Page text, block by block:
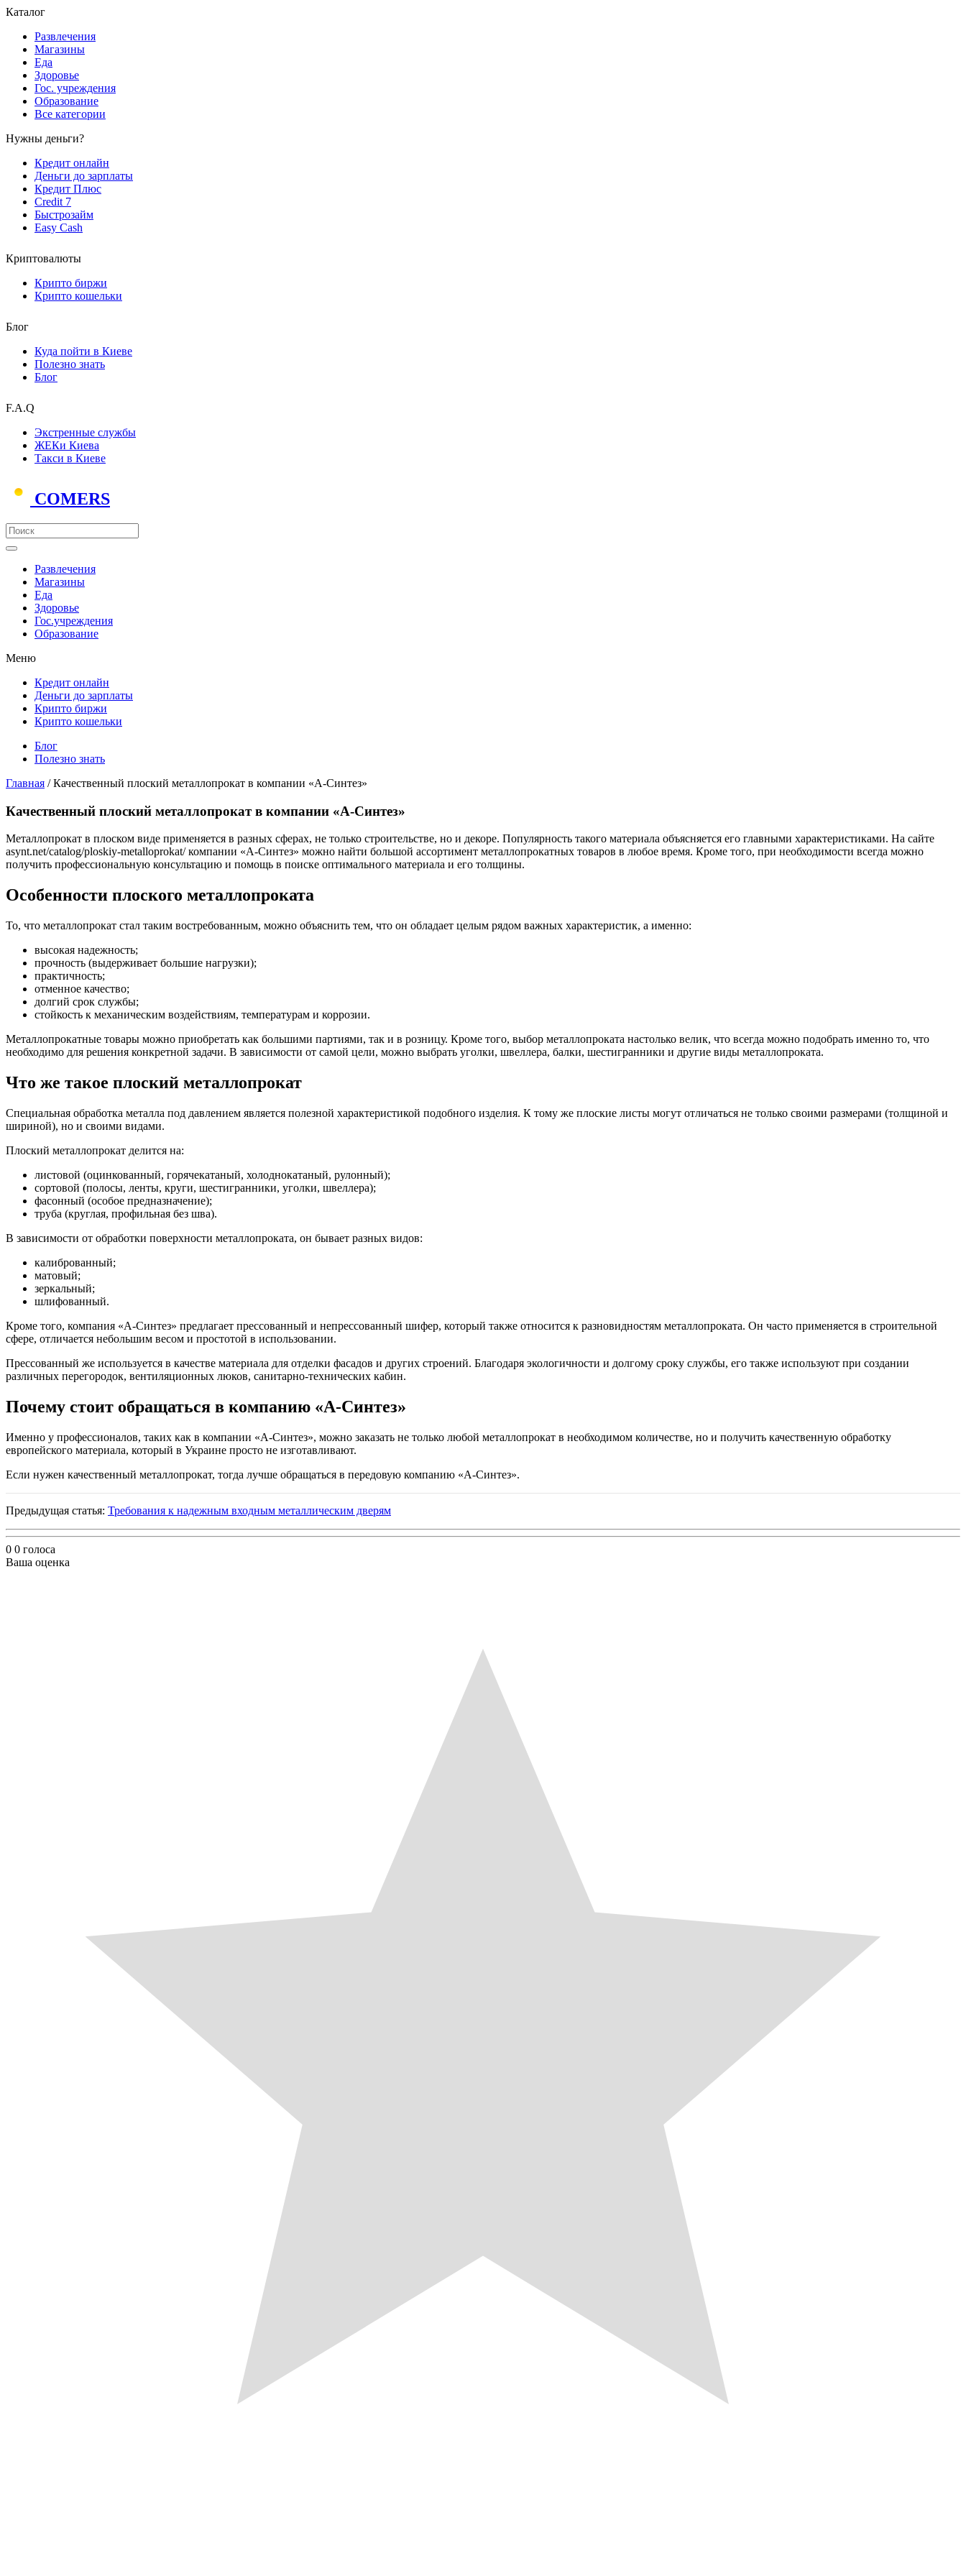
Каталог
Развлечения
Магазины
Еда
Здоровье
Гос. учреждения
Образование
Все категории
Нужны деньги?
Кредит онлайн
Деньги до зарплаты
Кредит Плюс
Credit 7
Быстрозайм
Easy Cash
Криптовалюты
Крипто биржи
Крипто кошельки
Блог
Куда пойти в Киеве
Полезно знать
Блог
F.A.Q
Экстренные службы
ЖЕКи Киева
Такси в Киеве
COMERS
Развлечения
Магазины
Еда
Здоровье
Гос.учреждения
Образование
Меню
Кредит онлайн
Деньги до зарплаты
Крипто биржи
Крипто кошельки
Блог
Полезно знать
Главная / Качественный плоский металлопрокат в компании «А-Синтез»
Качественный плоский металлопрокат в компании «А-Синтез»
Металлопрокат в плоском виде применяется в разных сферах, не только строительстве, но и декоре. Популярность такого материала объясняется его главными характеристиками. На сайте
asynt.net/catalog/ploskiy-metalloprokat/ компании «А-Синтез» можно найти большой ассортимент металлопрокатных товаров в любое время. Кроме того, при необходимости всегда можно
получить профессиональную консультацию и помощь в поиске оптимального материала и его толщины.
Особенности плоского металлопроката
То, что металлопрокат стал таким востребованным, можно объяснить тем, что он обладает целым рядом важных характеристик, а именно:
высокая надежность;
прочность (выдерживает большие нагрузки);
практичность;
отменное качество;
долгий срок службы;
стойкость к механическим воздействиям, температурам и коррозии.
Металлопрокатные товары можно приобретать как большими партиями, так и в розницу. Кроме того, выбор металлопроката настолько велик, что всегда можно подобрать именно то, что
необходимо для решения конкретной задачи. В зависимости от самой цели, можно выбрать уголки, швеллера, балки, шестигранники и другие виды металлопроката.
Что же такое плоский металлопрокат
Специальная обработка металла под давлением является полезной характеристикой подобного изделия. К тому же плоские листы могут отличаться не только своими размерами (толщиной и
шириной), но и своими видами.
Плоский металлопрокат делится на:
листовой (оцинкованный, горячекатаный, холоднокатаный, рулонный);
сортовой (полосы, ленты, круги, шестигранники, уголки, швеллера);
фасонный (особое предназначение);
труба (круглая, профильная без шва).
В зависимости от обработки поверхности металлопроката, он бывает разных видов:
калиброванный;
матовый;
зеркальный;
шлифованный.
Кроме того, компания «А-Синтез» предлагает прессованный и непрессованный шифер, который также относится к разновидностям металлопроката. Он часто применяется в строительной
сфере, отличается небольшим весом и простотой в использовании.
Прессованный же используется в качестве материала для отделки фасадов и других строений. Благодаря экологичности и долгому сроку службы, его также используют при создании
различных перегородок, вентиляционных люков, санитарно-технических кабин.
Почему стоит обращаться в компанию «А-Синтез»
Именно у профессионалов, таких как в компании «А-Синтез», можно заказать не только любой металлопрокат в необходимом количестве, но и получить качественную обработку
европейского материала, который в Украине просто не изготавливают.
Если нужен качественный металлопрокат, тогда лучше обращаться в передовую компанию «А-Синтез».
Предыдущая статья: Требования к надежным входным металлическим дверям
0 0 голоса
Ваша оценка